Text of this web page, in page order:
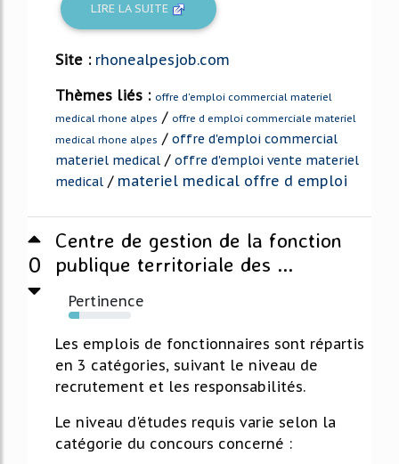
LIRE LA SUITE
Site : rhonealpesjob.com
Thèmes liés : offre d'emploi commercial materiel
medical rhone alpes / offre d emploi commerciale materiel
medical rhone alpes / offre d'emploi commercial
materiel medical / offre d'emploi vente materiel
medical / materiel medical offre d emploi
0
Centre de gestion de la fonction
publique territoriale des ...
Pertinence
17%
Les emplois de fonctionnaires sont répartis
en 3 catégories, suivant le niveau de
recrutement et les responsabilités.
Le niveau d'études requis varie selon la
catégorie du concours concerné :